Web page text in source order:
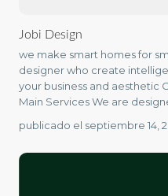
Jobi Design
we make smart homes for
designer who create
your business and aesthetic
Main Services We are
publicado el septiembre 14,